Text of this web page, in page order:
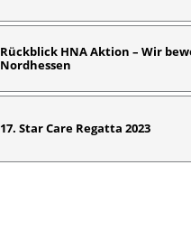
Rückblick HNA Aktion – Wir
Nordhessen
17. Star Care Regatta 2023